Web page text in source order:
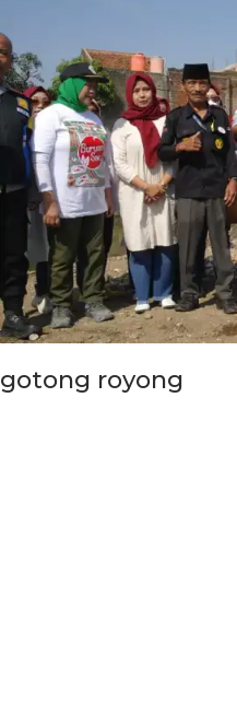
gotong royong
Pemkot Siapkan
Tegalega Untuk
Briket RDF Bernilai